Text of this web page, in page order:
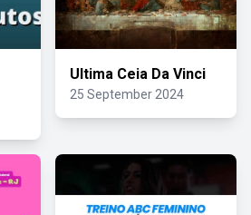
Ultima Ceia Da Vinci
25 September 2024